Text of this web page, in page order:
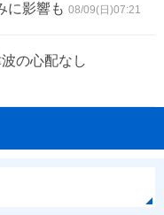
に影響も 08/09(日)07:21
の心配なし